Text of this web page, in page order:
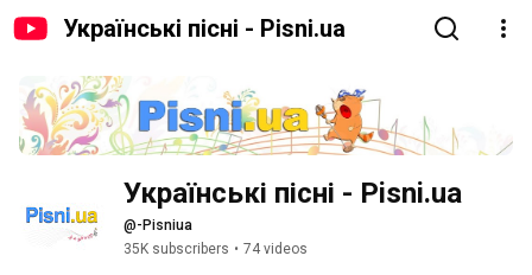
Українські пісні - Pisni.ua
Українські пісні - Pisni.ua
@-Pisniua
35K subscribers • 74 videos